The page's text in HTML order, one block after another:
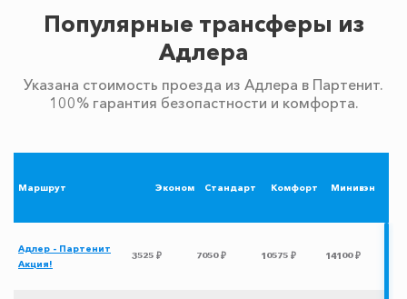
Популярные трансферы из
Адлера
Указана стоимость проезда из Адлера в Партенит.
100% гарантия безопастности и комфорта.
Маршрут Эконом Стандарт Комфорт Минивэн
Адлер - Партенит
Акция!
3525 ₽ 7050 ₽ 10575 ₽ 14100 ₽